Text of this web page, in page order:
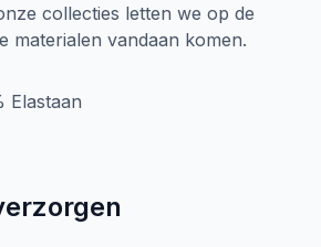
collecties letten we op de
materialen vandaan komen.
Elastaan